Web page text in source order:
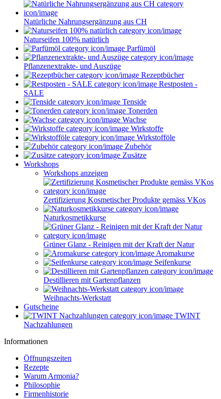
Natürliche Nahrungsergänzung aus CH
Naturseifen 100% natürlich
Parfümöl
Pflanzenextrakte- und Auszüge
Rezeptbücher
Restposten -
SALE
Tenside
Tonerden
Wachse
Wirkstoffe
Wirkstofföle
Zubehör
Zusätze
Workshops
Workshops anzeigen
Zertifizierung Kosmetischer Produkte gemäss VKos
Naturkosmetikkurse
Grüner Glanz - Reinigen mit der Kraft der Natur
Aromakurse
Seifenkurse
Destillieren mit Gartenpflanzen
Weihnachts-Werkstatt
Gutscheine
TWINT
Nachzahlungen
Informationen
Öffnungszeiten
Rezepte
Warum Armonia?
Philosophie
Firmenhistorie